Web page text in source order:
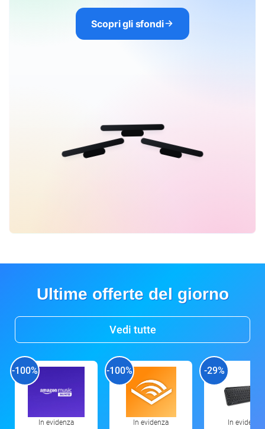
Scopri gli sfondi
Ultime offerte del giorno
Vedi tutte
-100%
In evidenza
-100%
In evidenza
-29%
In evidenza